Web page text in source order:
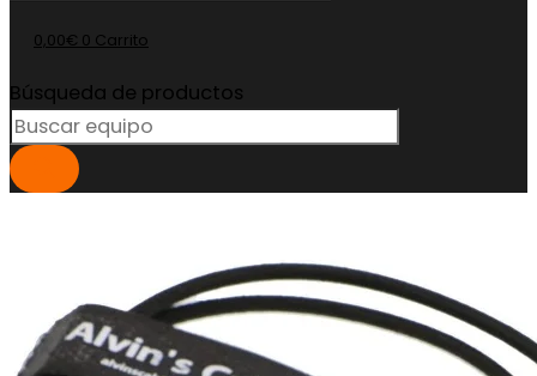
0,00€ 0 Carrito
Búsqueda de productos